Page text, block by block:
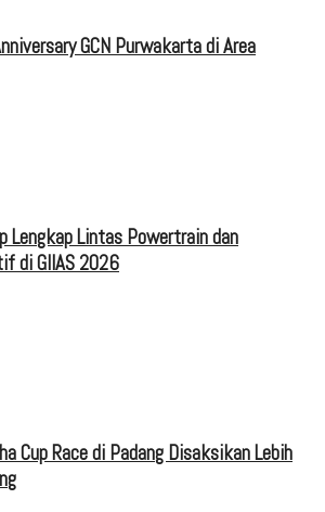
GCN Purwakarta di Area
Lengkap Lintas Powertrain dan
di GIIAS 2026
Cup Race di Padang Disaksikan Lebih